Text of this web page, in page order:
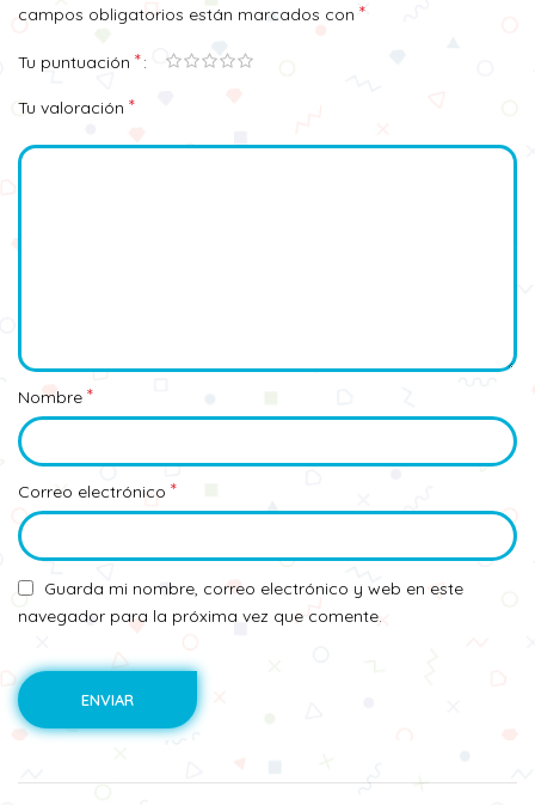
campos obligatorios están marcados con *
Tu puntuación *
Tu valoración *
Nombre *
Correo electrónico *
Guarda mi nombre, correo electrónico y web en este
navegador para la próxima vez que comente.